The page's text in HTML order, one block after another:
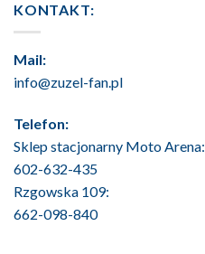
KONTAKT:
Mail:
info@zuzel-fan.pl
Telefon:
Sklep stacjonarny Moto Arena:
602-632-435
Rzgowska 109:
662-098-840